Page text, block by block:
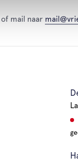
of mail naar